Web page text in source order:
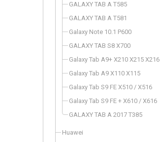
GALAXY TAB A T585
GALAXY TAB A T581
Galaxy Note 10.1 P600
GALAXY TAB S8 X700
Galaxy Tab A9+ X210 X215 X216
Galaxy Tab A9 X110 X115
Galaxy Tab S9 FE X510 / X516
Galaxy Tab S9 FE + X610 / X616
GALAXY TAB A 2017 T385
Huawei